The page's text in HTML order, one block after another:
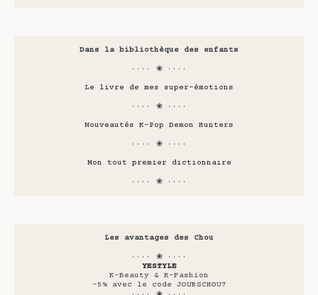
Dans la bibliothèque des enfants
···· ❀ ····
Le livre de mes super-émotions
···· ❀ ····
Nouveautés K-Pop Demon Hunters
···· ❀ ····
Mon tout premier dictionnaire
···· ❀ ····
Les avantages des Chou
···· ❀ ····
YESTYLE
K-Beauty & K-Fashion
-5% avec le code JOURSCHOU7